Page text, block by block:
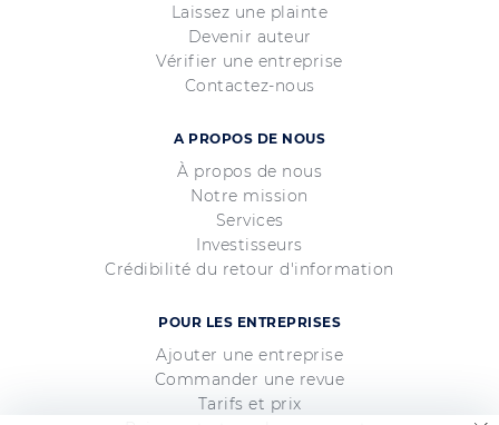
Laissez une plainte
Devenir auteur
Vérifier une entreprise
Contactez-nous
A PROPOS DE NOUS
À propos de nous
Notre mission
Services
Investisseurs
Crédibilité du retour d'information
POUR LES ENTREPRISES
Ajouter une entreprise
Commander une revue
Tarifs et prix